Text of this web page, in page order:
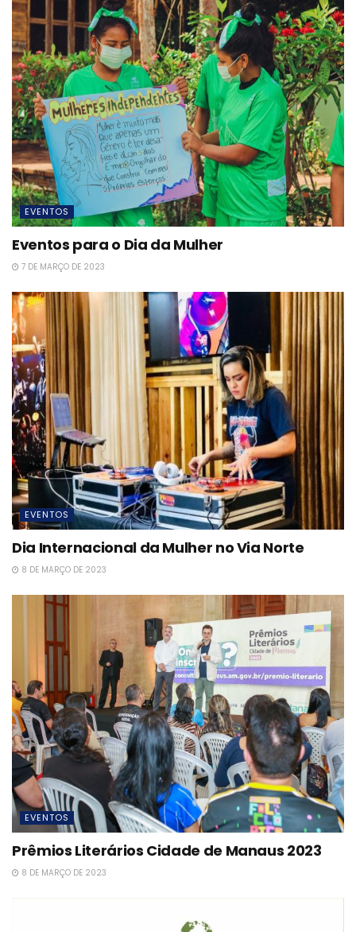
EVENTOS
Eventos para o Dia da Mulher
7 DE MARÇO DE 2023
EVENTOS
Dia Internacional da Mulher no Via Norte
8 DE MARÇO DE 2023
EVENTOS
Prêmios Literários Cidade de Manaus 2023
8 DE MARÇO DE 2023